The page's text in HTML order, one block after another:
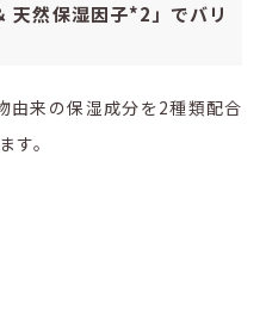
天然保湿因子*2」でバリ
由来の保湿成分を2種類配合
す。